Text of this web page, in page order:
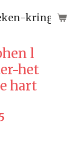
l
het
hart